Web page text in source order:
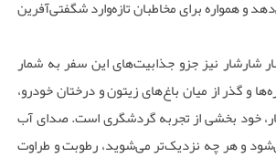
و همواره برای مخاطبان تازه‌وارد شگفتی‌آفرین
شارشار نیز جزو جذابیت‌های این سفر به شمار
و گذر از میان باغ‌های زیتون و درختان خودرو،
خود بخشی از تجربه گردشگری است. صدای آب
و هر چه نزدیک‌تر می‌شوید، رطوبت و طراوت